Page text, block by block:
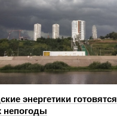
энергетики
непогоды